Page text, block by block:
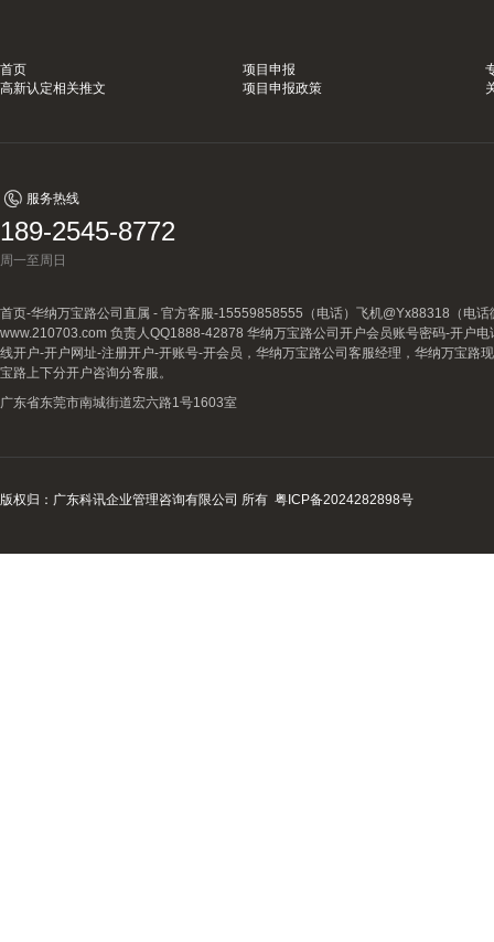
首页 项目申报
高新认定相关推文
项目申报政策
服务热线
189-2545-8772
周一至周日
首页-华纳万宝路公司直属 - 官方客服-15559858555（电话）飞机@Yx88318（电
www.210703.com 负责人QQ1888-42878 华纳万宝路公司开户会员账号密码-开户
线开户-开户网址-注册开户-开账号-开会员，华纳万宝路公司客服经理，华纳万宝路
宝路上下分开户咨询分客服。
广东省东莞市南城街道宏六路1号1603室
版权归：广东科讯企业管理咨询有限公司 所有 粤ICP备2024282898号